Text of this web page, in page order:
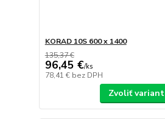
KORAD 10S 600 x 1400
135,37 €
96,45 €/ks
78,41 € bez DPH
Zvoliť variant